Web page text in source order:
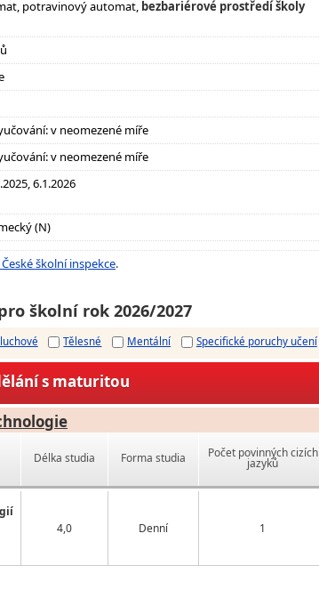
potravinový automat, bezbariérové prostředí školy
v neomezené míře
v neomezené míře
6.1.2026
(N)
školní inspekce.
školní rok 2026/2027
Tělesné Mentální Specifické poruchy učení
s maturitou
Délka studia Forma studia Počet povinných cizích
jazyků
4,0 Denní 1